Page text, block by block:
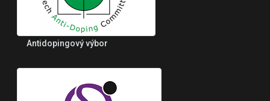
Antidopingový výbor